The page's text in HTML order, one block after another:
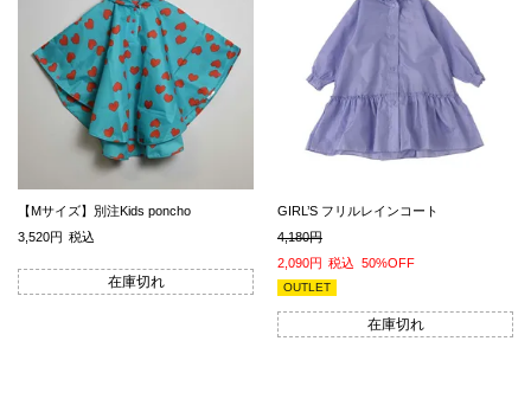
【Mサイズ】別注Kids poncho
3,520
税込
在庫切れ
GIRL’S フリルレインコート
4,180
2,090
税込 50%OFF
OUTLET
在庫切れ